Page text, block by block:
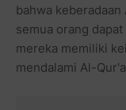
bahwa
semua orang
mereka memiliki
mendalami Al-